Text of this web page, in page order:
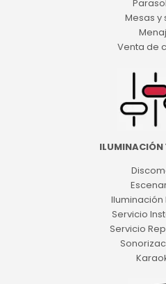
Mesas y
Venta de
ILUMINACIÓN
Iluminación
Servicio
Servicio